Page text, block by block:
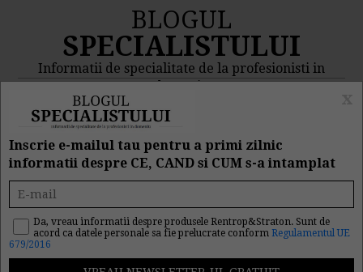
BLOGUL
SPECIALISTULUI
Informatii de specialitate de la profesionisti in
domeniu
MENIU
Adeverinta de vechime in
munca eliberata unui fost
salariat. Caz practic
Inscrie e-mailul tau pentru a primi zilnic
informatii despre CE, CAND si CUM s-a intamplat
Da, vreau informatii despre produsele Rentrop&Straton. Sunt de
acord ca datele personale sa fie prelucrate conform Regulamentul UE
679/2016